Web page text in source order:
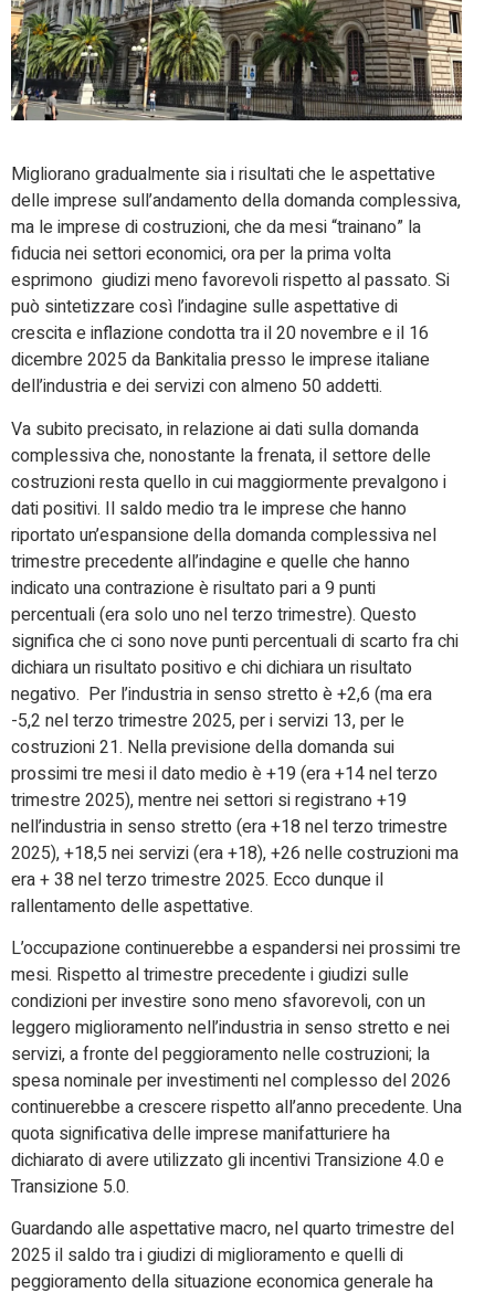
Migliorano gradualmente sia i risultati che le aspettative
delle imprese sull’andamento della domanda complessiva,
ma le imprese di costruzioni, che da mesi “trainano” la
fiducia nei settori economici, ora per la prima volta
esprimono giudizi meno favorevoli rispetto al passato. Si
può sintetizzare così l’indagine sulle aspettative di
crescita e inflazione condotta tra il 20 novembre e il 16
dicembre 2025 da Bankitalia presso le imprese italiane
dell’industria e dei servizi con almeno 50 addetti.
Va subito precisato, in relazione ai dati sulla domanda
complessiva che, nonostante la frenata, il settore delle
costruzioni resta quello in cui maggiormente prevalgono i
dati positivi. Il saldo medio tra le imprese che hanno
riportato un’espansione della domanda complessiva nel
trimestre precedente all’indagine e quelle che hanno
indicato una contrazione è risultato pari a 9 punti
percentuali (era solo uno nel terzo trimestre). Questo
significa che ci sono nove punti percentuali di scarto fra chi
dichiara un risultato positivo e chi dichiara un risultato
negativo. Per l’industria in senso stretto è +2,6 (ma era
-5,2 nel terzo trimestre 2025, per i servizi 13, per le
costruzioni 21. Nella previsione della domanda sui
prossimi tre mesi il dato medio è +19 (era +14 nel terzo
trimestre 2025), mentre nei settori si registrano +19
nell’industria in senso stretto (era +18 nel terzo trimestre
2025), +18,5 nei servizi (era +18), +26 nelle costruzioni ma
era + 38 nel terzo trimestre 2025. Ecco dunque il
rallentamento delle aspettative.
L’occupazione continuerebbe a espandersi nei prossimi tre
mesi. Rispetto al trimestre precedente i giudizi sulle
condizioni per investire sono meno sfavorevoli, con un
leggero miglioramento nell’industria in senso stretto e nei
servizi, a fronte del peggioramento nelle costruzioni; la
spesa nominale per investimenti nel complesso del 2026
continuerebbe a crescere rispetto all’anno precedente. Una
quota significativa delle imprese manifatturiere ha
dichiarato di avere utilizzato gli incentivi Transizione 4.0 e
Transizione 5.0.
Guardando alle aspettative macro, nel quarto trimestre del
2025 il saldo tra i giudizi di miglioramento e quelli di
peggioramento della situazione economica generale ha